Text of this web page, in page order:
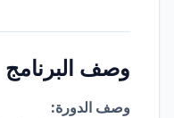
وصف البرنامج
وصف الدورة: